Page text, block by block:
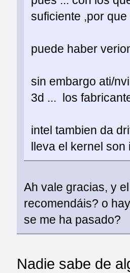
suficiente ,por
puede haber
sin embargo ati/
3d ... los
intel tambien da
lleva el kernel
Ah vale gracias, y
recomendáis? o
se me ha pasado?
Nadie sabe de